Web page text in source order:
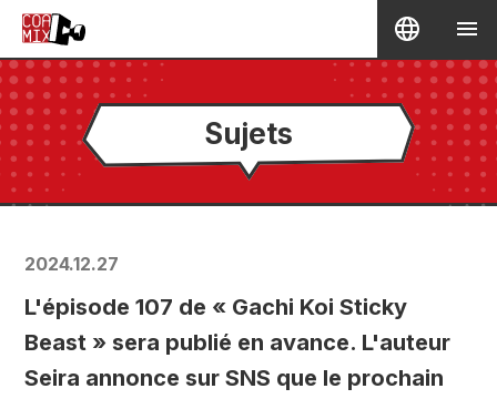
Sujets
2024.12.27
L'épisode 107 de « Gachi Koi Sticky
Beast » sera publié en avance. L'auteur
Seira annonce sur SNS que le prochain